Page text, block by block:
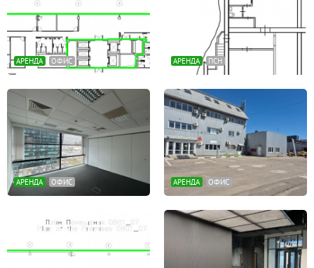
АРЕНДА ОФИС АРЕНДА ПСН
АРЕНДА ОФИС АРЕНДА ОФИС